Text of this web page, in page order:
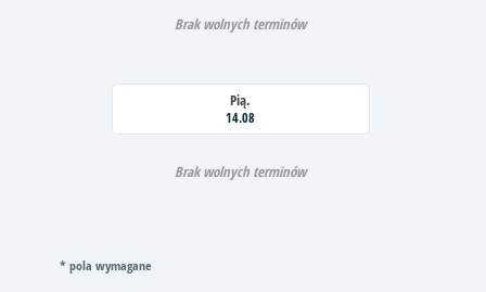
Brak wolnych terminów
Pią.
14.08
Brak wolnych terminów
* pola wymagane